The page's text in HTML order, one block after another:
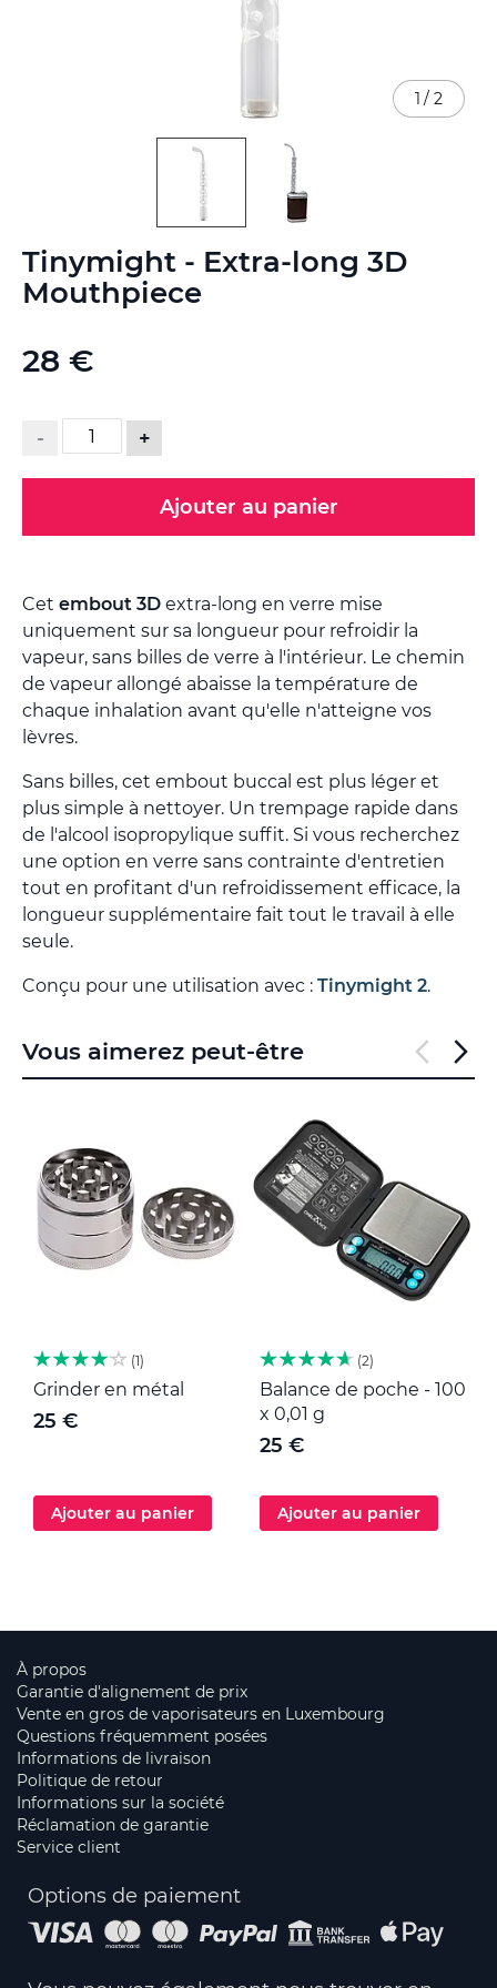
Tinymight - Extra-long 3D
Mouthpiece
28 €
- +
Ajouter au panier
Cet embout 3D extra-long en verre mise
uniquement sur sa longueur pour refroidir la
vapeur, sans billes de verre à l'intérieur. Le chemin
de vapeur allongé abaisse la température de
chaque inhalation avant qu'elle n'atteigne vos
lèvres.
Sans billes, cet embout buccal est plus léger et
plus simple à nettoyer. Un trempage rapide dans
de l'alcool isopropylique suffit. Si vous recherchez
une option en verre sans contrainte d'entretien
tout en profitant d'un refroidissement efficace, la
longueur supplémentaire fait tout le travail à elle
seule.
Conçu pour une utilisation avec : Tinymight 2.
1 / 2
to
the
beginning
the
images
Vous aimerez peut-être
1
Grinder en métal
25 €
Ajouter au panier
2
Balance de poche - 100
x 0,01 g
25 €
Ajouter au panier
À propos
Garantie d'alignement de prix
Vente en gros de vaporisateurs en Luxembourg
Questions fréquemment posées
Informations de livraison
Politique de retour
Informations sur la société
Réclamation de garantie
Service client
Options de paiement